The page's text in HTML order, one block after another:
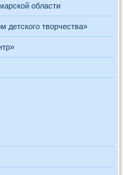
области
творчества»